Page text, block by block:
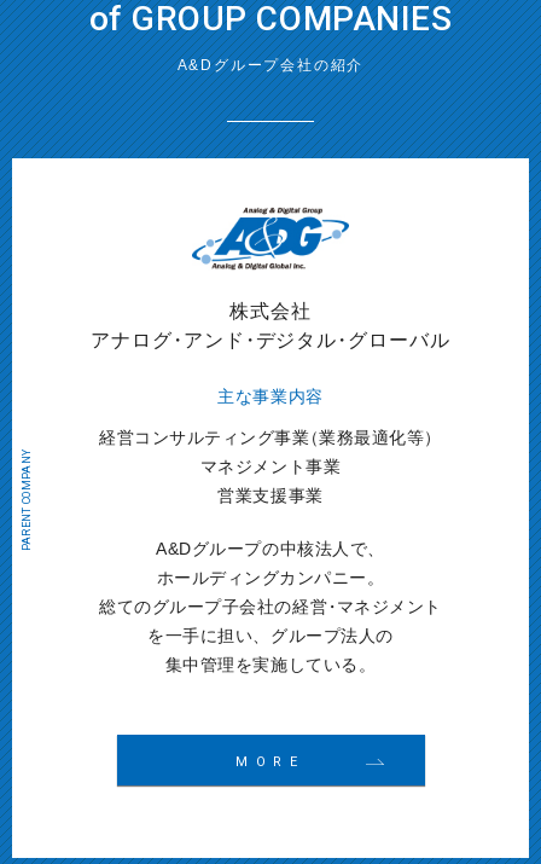
of GROUP COMPANIES
A&Dグループ会社の紹介
株式会社
アナログ・アンド・デジタル・グローバル
主な事業内容
経営コンサルティング事業（業務最適化等）
マネジメント事業
営業支援事業
A&Dグループの中核法人で、
ホールディングカンパニー。
総てのグループ子会社の経営・マネジメント
を一手に担い、グループ法人の
集中管理を実施している。
MORE